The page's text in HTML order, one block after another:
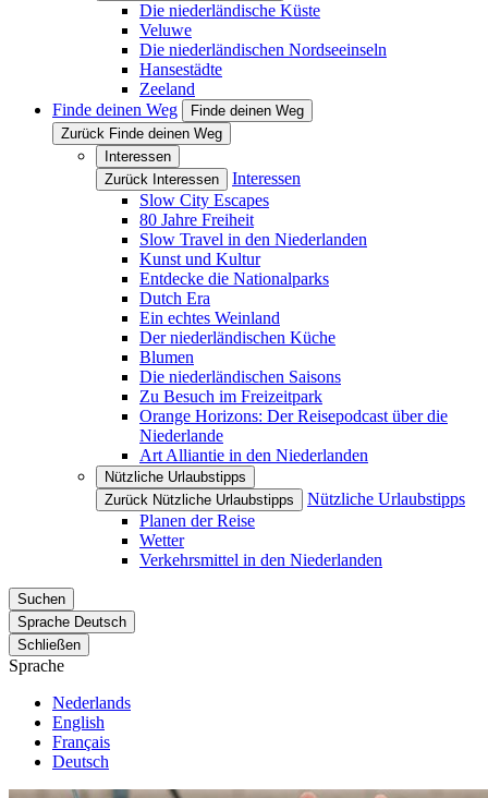
Die niederländische Küste
Veluwe
Die niederländischen Nordseeinseln
Hansestädte
Zeeland
Finde deinen Weg
Finde deinen Weg
Zurück Finde deinen Weg
Interessen
Zurück Interessen
Interessen
Slow City Escapes
80 Jahre Freiheit
Slow Travel in den Niederlanden
Kunst und Kultur
Entdecke die Nationalparks
Dutch Era
Ein echtes Weinland
Der niederländischen Küche
Blumen
Die niederländischen Saisons
Zu Besuch im Freizeitpark
Orange Horizons: Der Reisepodcast über die
Niederlande
Art Alliantie in den Niederlanden
Nützliche Urlaubstipps
Zurück Nützliche Urlaubstipps
Nützliche Urlaubstipps
Planen der Reise
Wetter
Verkehrsmittel in den Niederlanden
Suchen
Sprache Deutsch
Schließen
Sprache
Nederlands
English
Français
Deutsch